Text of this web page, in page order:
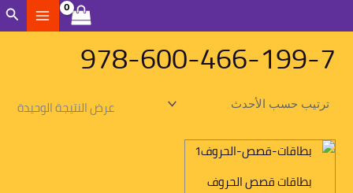
إلى
المحتوى978-600-466-199-7
عرض النتيجة الوحيدة
بطاقات قصص الحروف